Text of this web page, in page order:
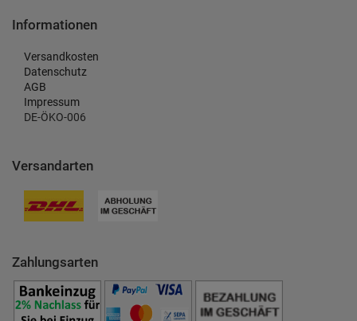
Informationen
Versandkosten
Datenschutz
AGB
Impressum
DE-ÖKO-006
Versandarten
Zahlungsarten